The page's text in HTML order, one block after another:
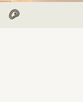
Mit Fleisch